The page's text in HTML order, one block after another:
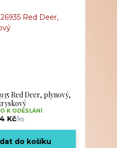
Red Deer, plynový,
Kč/ks
K ODESLÁNÍ
do košíku